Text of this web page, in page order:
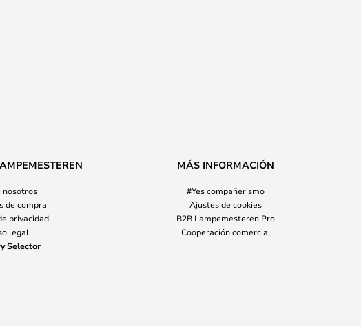
nosotros
de compra
privacidad
legal
Selector
MÁS INFORMACIÓN
#Yes compañerismo
Ajustes de cookies
B2B Lampemesteren Pro
Cooperación comercial